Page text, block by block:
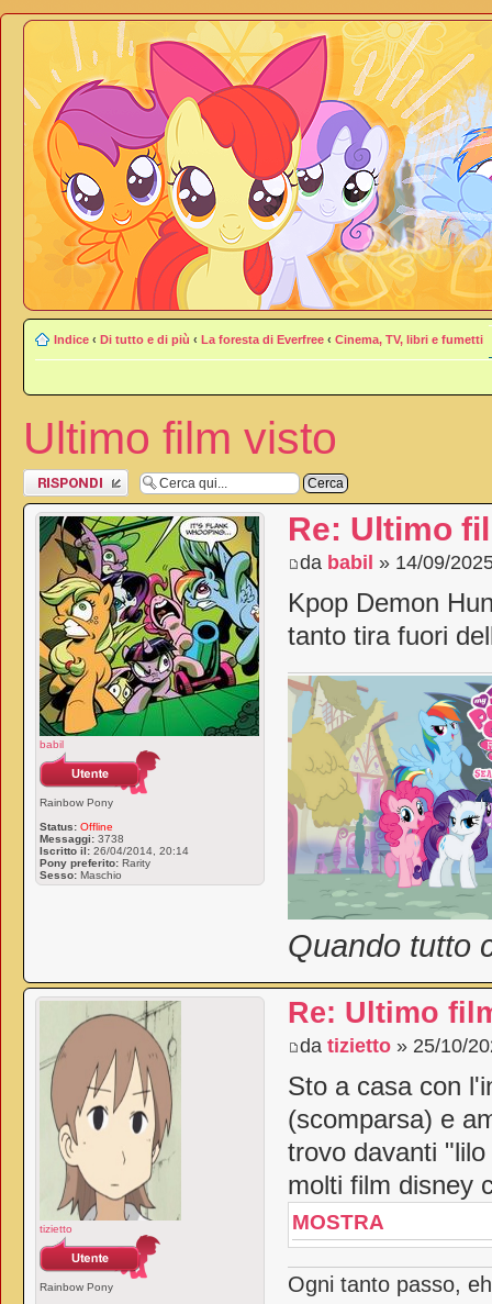
Indice ‹ Di tutto e di più ‹ La foresta di Everfree ‹ Cinema, TV, libri e fumetti
Ultimo film visto
Rispondi al
messaggio
Re: Ultimo
da babil » 14/09/
Kpop Demon
tanto tira fuori
Quando tutto
babil
Rainbow Pony
Status: Offline
Messaggi: 3738
Iscritto il: 26/04/2014, 20:14
Pony preferito: Rarity
Sesso: Maschio
Re: Ultimo
da tizietto» 25/10/
Sto a casa con
(scomparsa) e
trovo davanti
molti film disney
MOSTRA
Ogni tanto passo, eh
tizietto
Rainbow Pony